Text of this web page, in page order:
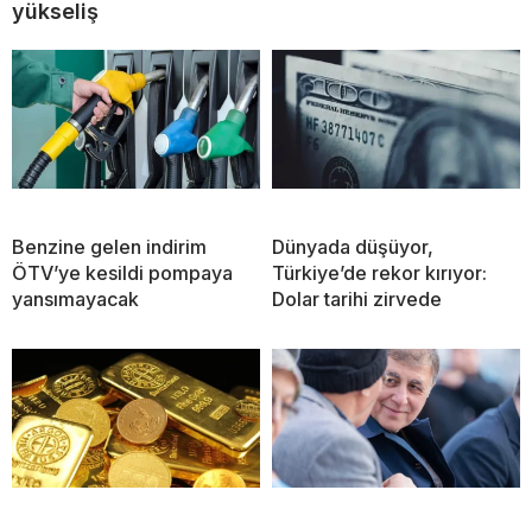
yükseliş
Benzine gelen indirim
ÖTV’ye kesildi pompaya
yansımayacak
Dünyada düşüyor,
Türkiye’de rekor kırıyor:
Dolar tarihi zirvede